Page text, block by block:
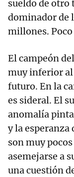
sueldo de otro
dominador de
millones. Poco
El campeón
muy inferior al
futuro. En la
es sideral. El
anomalía
y la esperanza
son muy
asemejarse a
una cuestión